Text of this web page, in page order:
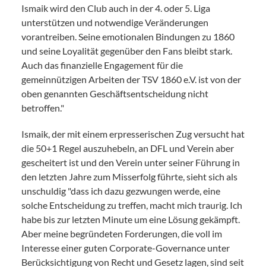
Ismaik wird den Club auch in der 4. oder 5. Liga
unterstützen und notwendige Veränderungen
vorantreiben. Seine emotionalen Bindungen zu 1860
und seine Loyalität gegenüber den Fans bleibt stark.
Auch das finanzielle Engagement für die
gemeinnützigen Arbeiten der TSV 1860 e.V. ist von der
oben genannten Geschäftsentscheidung nicht
betroffen."
Ismaik, der mit einem erpresserischen Zug versucht hat
die 50+1 Regel auszuhebeln, an DFL und Verein aber
gescheitert ist und den Verein unter seiner Führung in
den letzten Jahre zum Misserfolg führte, sieht sich als
unschuldig "dass ich dazu gezwungen werde, eine
solche Entscheidung zu treffen, macht mich traurig. Ich
habe bis zur letzten Minute um eine Lösung gekämpft.
Aber meine begründeten Forderungen, die voll im
Interesse einer guten Corporate-Governance unter
Berücksichtigung von Recht und Gesetz lagen, sind seit